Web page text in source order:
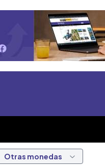
Otras monedas